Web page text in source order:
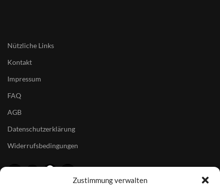
Zustimmung verwalten
Nützliche Links
Kontakt
Impressum
FAQ
AGB
Datenschutzerklärung
Widerrufsbedingungen